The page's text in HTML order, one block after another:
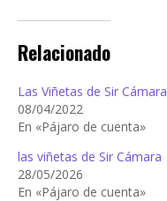
Relacionado
Las Viñetas de Sir Cámara
08/04/2022
En «Pájaro de cuenta»
las viñetas de Sir Cámara
28/05/2026
En «Pájaro de cuenta»